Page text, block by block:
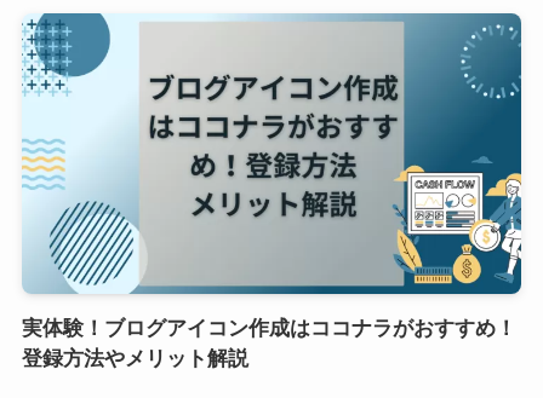
実体験！ブログアイコン作成はココナラがおすすめ！
登録方法やメリット解説